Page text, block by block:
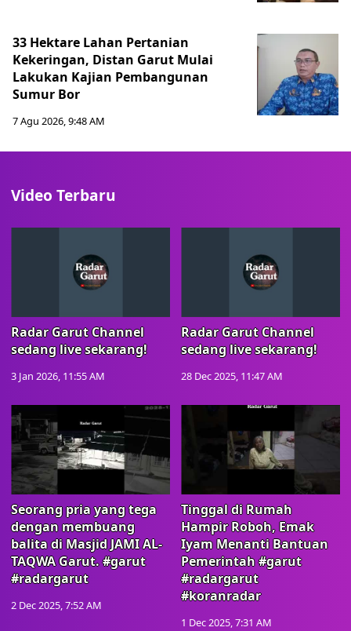
33 Hektare Lahan Pertanian
Kekeringan, Distan Garut Mulai
Lakukan Kajian Pembangunan
Sumur Bor
7 Agu 2026, 9:48 AM
Video Terbaru
Radar Garut Channel
sedang live sekarang!
3 Jan 2026, 11:55 AM
Radar Garut Channel
sedang live sekarang!
28 Dec 2025, 11:47 AM
Seorang pria yang tega
dengan membuang
balita di Masjid JAMI AL-
TAQWA Garut. #garut
#radargarut
2 Dec 2025, 7:52 AM
Tinggal di Rumah
Hampir Roboh, Emak
Iyam Menanti Bantuan
Pemerintah #garut
#radargarut
#koranradar
1 Dec 2025, 7:31 AM